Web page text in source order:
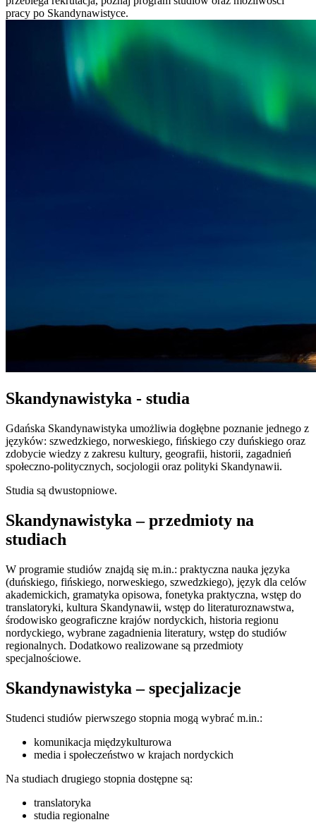
pracy po Skandynawistyce.
Skandynawistyka - studia
Gdańska Skandynawistyka umożliwia dogłębne poznanie jednego z
języków: szwedzkiego, norweskiego, fińskiego czy duńskiego oraz
zdobycie wiedzy z zakresu kultury, geografii, historii, zagadnień
społeczno-politycznych, socjologii oraz polityki Skandynawii.
Studia są dwustopniowe.
Skandynawistyka – przedmioty na
studiach
W programie studiów znajdą się m.in.: praktyczna nauka języka
(duńskiego, fińskiego, norweskiego, szwedzkiego), język dla celów
akademickich, gramatyka opisowa, fonetyka praktyczna, wstęp do
translatoryki, kultura Skandynawii, wstęp do literaturoznawstwa,
środowisko geograficzne krajów nordyckich, historia regionu
nordyckiego, wybrane zagadnienia literatury, wstęp do studiów
regionalnych. Dodatkowo realizowane są przedmioty
specjalnościowe.
Skandynawistyka – specjalizacje
Studenci studiów pierwszego stopnia mogą wybrać m.in.:
komunikacja międzykulturowa
media i społeczeństwo w krajach nordyckich
Na studiach drugiego stopnia dostępne są:
translatoryka
studia regionalne